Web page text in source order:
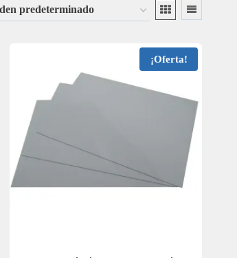
¡Oferta!